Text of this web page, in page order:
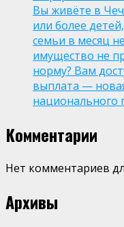
Вы живёте в
или более
семьи в месяц
имущество не
норму? Вам
выплата —
национального
Комментарии
Нет комментариев
Архивы